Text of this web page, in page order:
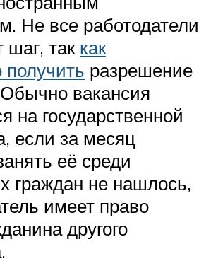
Не все работодатели
шаг, так как
разрешение
вакансия
на государственной
если за месяц
её среди
граждан не нашлось,
имеет право
другого